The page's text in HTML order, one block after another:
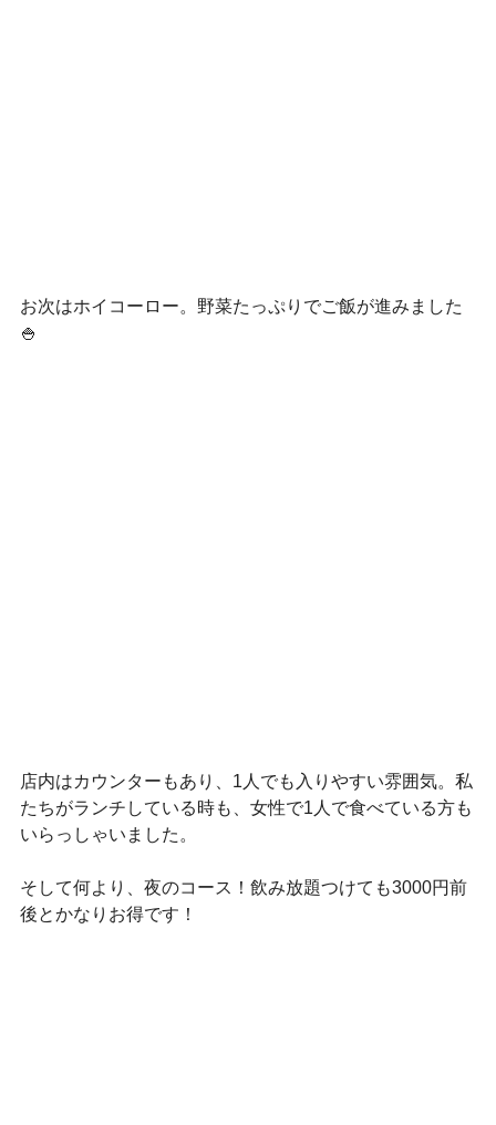
お次はホイコーロー。野菜たっぷりでご飯が進みました
🍚
店内はカウンターもあり、1人でも入りやすい雰囲気。私
たちがランチしている時も、女性で1人で食べている方も
いらっしゃいました。
そして何より、夜のコース！飲み放題つけても3000円前
後とかなりお得です！